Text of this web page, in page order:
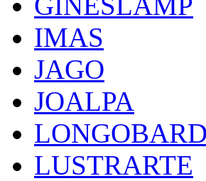
IMAS
JAGO
JOALPA
LONGOBARD
LUSTRARTE